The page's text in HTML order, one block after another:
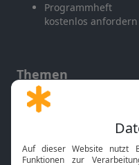
Programmheft
kostenlos anfordern
Themen
Gott und Bibel erklärt
Neuigkeiten